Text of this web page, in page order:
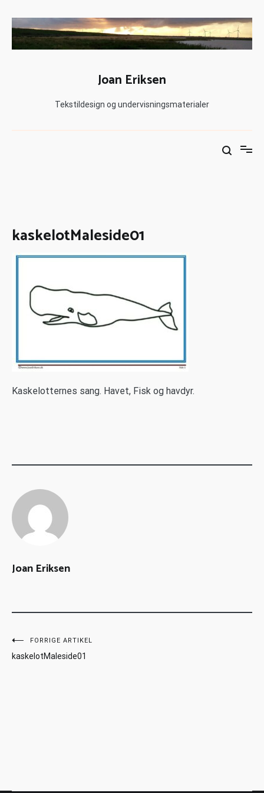
Joan Eriksen
Tekstildesign og undervisningsmaterialer
kaskelotMaleside01
Kaskelotternes sang. Havet, Fisk og havdyr.
Joan Eriksen
FORRIGE ARTIKEL
kaskelotMaleside01